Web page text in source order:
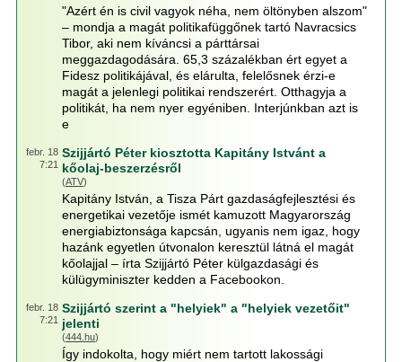
"Azért én is civil vagyok néha, nem öltönyben alszom"
– mondja a magát politikafüggőnek tartó Navracsics
Tibor, aki nem kíváncsi a párttársai
meggazdagodására. 65,3 százalékban ért egyet a
Fidesz politikájával, és elárulta, felelősnek érzi-e
magát a jelenlegi politikai rendszerért. Otthagyja a
politikát, ha nem nyer egyéniben. Interjúnkban azt is
e
febr. 18
7:21
Szijjártó Péter kiosztotta Kapitány Istvánt a
kőolaj-beszerzésről
(ATV)
Kapitány István, a Tisza Párt gazdaságfejlesztési és
energetikai vezetője ismét kamuzott Magyarország
energiabiztonsága kapcsán, ugyanis nem igaz, hogy
hazánk egyetlen útvonalon keresztül látná el magát
kőolajjal – írta Szijjártó Péter külgazdasági és
külügyminiszter kedden a Facebookon.
febr. 18
7:21
Szijjártó szerint a "helyiek" a "helyiek vezetőit"
jelenti
(444.hu)
Így indokolta, hogy miért nem tartott lakossági